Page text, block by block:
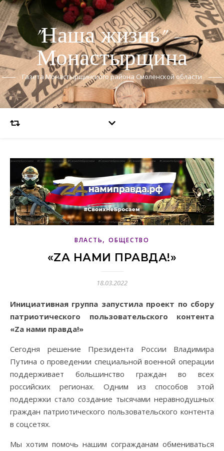
"Наша жизнь" —
Монастырщина
Газета Монастырщинского района Смоленской области
ВЛАСТЬ,ОБЩЕСТВО
«ZА НАМИ ПРАВДА!»
18.03.2022
Инициативная группа запустила проект по сбору
патриотического пользовательского контента
«Zа нами правда!»
Сегодня решение Президента России Владимира
Путина о проведении специальной военной операции
поддерживает большинство граждан во всех
российских регионах. Одним из способов этой
поддержки стало создание тысячами неравнодушных
граждан патриотического пользовательского контента
в соцсетях.
Мы хотим помочь нашим согражданам обмениваться